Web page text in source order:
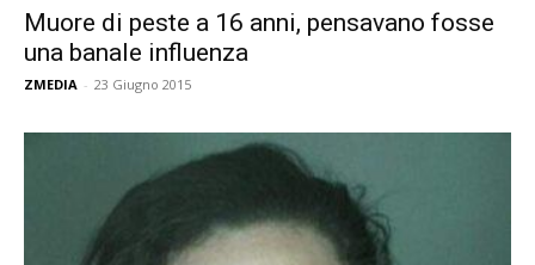
Muore di peste a 16 anni, pensavano fosse
una banale influenza
ZMEDIA - 23 Giugno 2015